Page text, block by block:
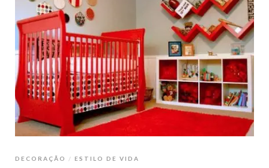
DECORAÇÃO ESTILO DE VIDA